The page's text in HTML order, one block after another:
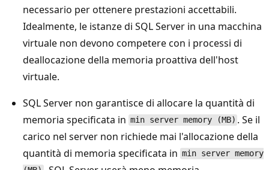
necessario per ottenere prestazioni accettabili.
Idealmente, le istanze di SQL Server in una macchina
virtuale non devono competere con i processi di
deallocazione della memoria proattiva dell'host
virtuale.
SQL Server non garantisce di allocare la quantità di
memoria specificata in min server memory (MB) . Se il
carico nel server non richiede mai l'allocazione della
quantità di memoria specificata in min server memory